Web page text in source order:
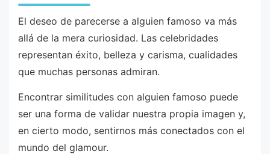
El deseo de parecerse a alguien famoso va más
allá de la mera curiosidad. Las celebridades
representan éxito, belleza y carisma, cualidades
que muchas personas admiran.
Encontrar similitudes con alguien famoso puede
ser una forma de validar nuestra propia imagen y,
en cierto modo, sentirnos más conectados con el
mundo del glamour.